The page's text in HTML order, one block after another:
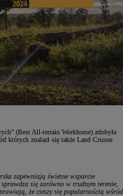
(Best All-terrain Workhorse) zdobyła
których znalazł się także Land Cruiser
zapewniają świetne wsparcie
się zarówno w trudnym terenie,
że cieszy się popularnością wśród